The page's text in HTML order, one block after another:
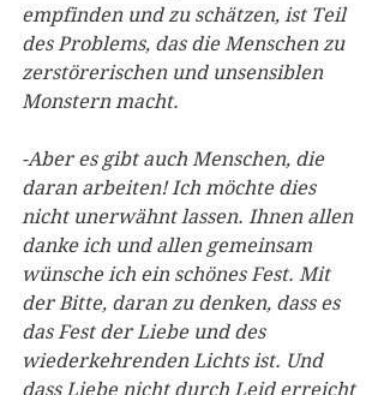
empfinden und zu schätzen, ist Teil
des Problems, das die Menschen zu
zerstörerischen und unsensiblen
Monstern macht.
-Aber es gibt auch Menschen, die
daran arbeiten! Ich möchte dies
nicht unerwähnt lassen. Ihnen allen
danke ich und allen gemeinsam
wünsche ich ein schönes Fest. Mit
der Bitte, daran zu denken, dass es
das Fest der Liebe und des
wiederkehrenden Lichts ist. Und
dass Liebe nicht durch Leid erreicht